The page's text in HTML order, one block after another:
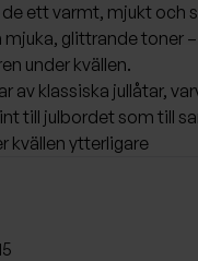
ett varmt, mjukt och
glittrande toner
under kvällen.
klassiska jullåtar,
till julbordet som till
kvällen ytterligare